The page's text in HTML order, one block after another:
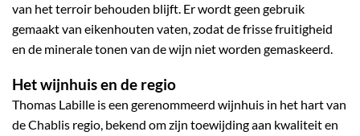
van het terroir behouden blijft. Er wordt geen gebruik
gemaakt van eikenhouten vaten, zodat de frisse fruitigheid
en de minerale tonen van de wijn niet worden gemaskeerd.
Het wijnhuis en de regio
Thomas Labille is een gerenommeerd wijnhuis in het hart van
de Chablis regio, bekend om zijn toewijding aan kwaliteit en